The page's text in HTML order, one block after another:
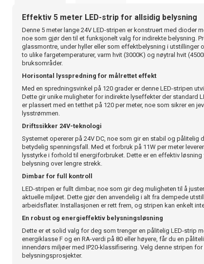
Effektiv 5 meter LED-strip for allsidig belysning
Denne 5 meter lange 24V LED-stripen er konstruert med dioder
noe som gjør den til et funksjonelt valg for indirekte belysning.
glassmontre, under hyller eller som effektbelysning i utstillinger
to ulike fargetemperaturer, varm hvit (3000K) og nøytral hvit
bruksområder.
Horisontal lysspredning for målrettet effekt
Med en spredningsvinkel på 120 grader er denne LED-stripen
Dette gir unike muligheter for indirekte lyseffekter der standard
er plassert med en tetthet på 120 per meter, noe som sikrer en
lysstrømmen.
Driftssikker 24V-teknologi
Systemet opererer på 24V DC, noe som gir en stabil og pålitelig
betydelig spenningsfall. Med et forbruk på 11W per meter
lysstyrke i forhold til energiforbruket. Dette er en effektiv
belysning over lengre strekk.
Dimbar for full kontroll
LED-stripen er fullt dimbar, noe som gir deg muligheten til å
aktuelle miljøet. Dette gjør den anvendelig i alt fra dempede
arbeidsflater. Installasjonen er rett frem, og stripen kan enkelt
En robust og energieffektiv belysningsløsning
Dette er et solid valg for deg som trenger en pålitelig LED-strip
energiklasse F og en RA-verdi på 80 eller høyere, får du en
innendørs miljøer med IP20-klassifisering. Velg denne stripen
belysningsprosjekter.